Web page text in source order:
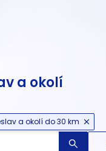
a okolí
a okolí do 30 km